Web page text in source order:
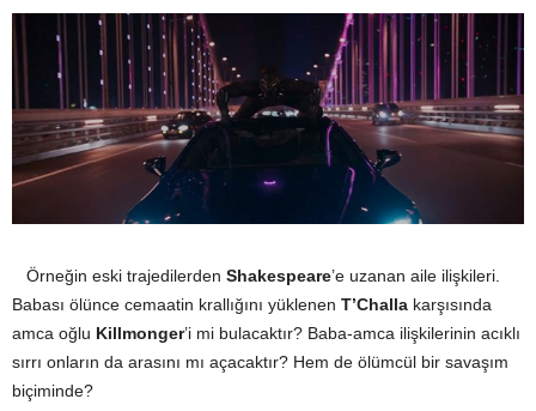
Örneğin eski trajedilerden Shakespeare’e uzanan aile ilişkileri.
Babası ölünce cemaatin krallığını yüklenen T’Challa karşısında
amca oğlu Killmonger’i mi bulacaktır? Baba-amca ilişkilerinin acıklı
sırrı onların da arasını mı açacaktır? Hem de ölümcül bir savaşım
biçiminde?